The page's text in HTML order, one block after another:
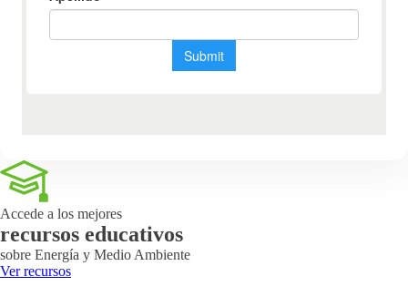
Accede a los mejores
recursos educativos
sobre Energía y Medio Ambiente
Ver recursos